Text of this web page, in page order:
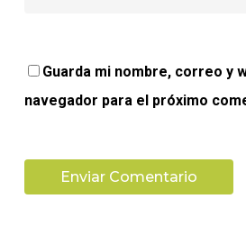
Guarda mi nombre, correo y
navegador para el próximo